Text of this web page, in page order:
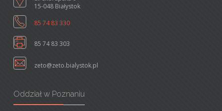
15-048 Białystok
85 74 83 330
85 74 83 303
zeto@zeto.bialystok.pl
Oddział w Poznaniu